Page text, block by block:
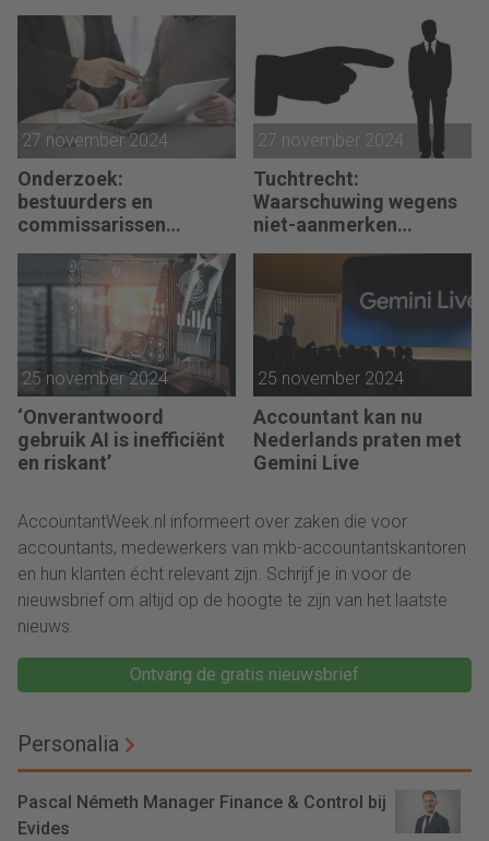
strategie’
27 november 2024
Onderzoek:
bestuurders en
commissarissen
27 november 2024
Tuchtrecht:
Waarschuwing wegens
niet-aanmerken
‘significante
aangelegenheid’
25 november 2024
‘Onverantwoord
gebruik AI is inefficiënt
en riskant’
25 november 2024
Accountant kan nu
Nederlands praten met
Gemini Live
AccountantWeek.nl informeert over zaken die voor
accountants, medewerkers van mkb-accountantskantoren
en hun klanten écht relevant zijn. Schrijf je in voor de
nieuwsbrief om altijd op de hoogte te zijn van het laatste
nieuws.
Ontvang de gratis nieuwsbrief
Personalia
Pascal Németh Manager Finance & Control bij
Evides